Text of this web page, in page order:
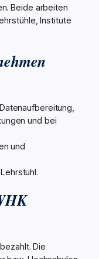
Beide arbeiten
Institute
und bei
und
Die